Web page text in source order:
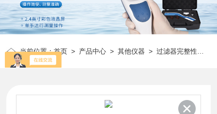
当前位置：首页 > 产品中心 >其他仪器 >过滤器完整性测试仪